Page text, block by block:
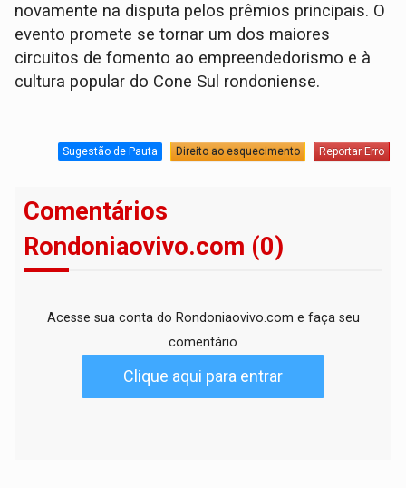
novamente na disputa pelos prêmios principais. O
evento promete se tornar um dos maiores
circuitos de fomento ao empreendedorismo e à
cultura popular do Cone Sul rondoniense.
Sugestão de Pauta Direito ao esquecimento Reportar Erro
Comentários
Rondoniaovivo.com (0)
Acesse sua conta do Rondoniaovivo.com e faça seu
comentário
Clique aqui para entrar